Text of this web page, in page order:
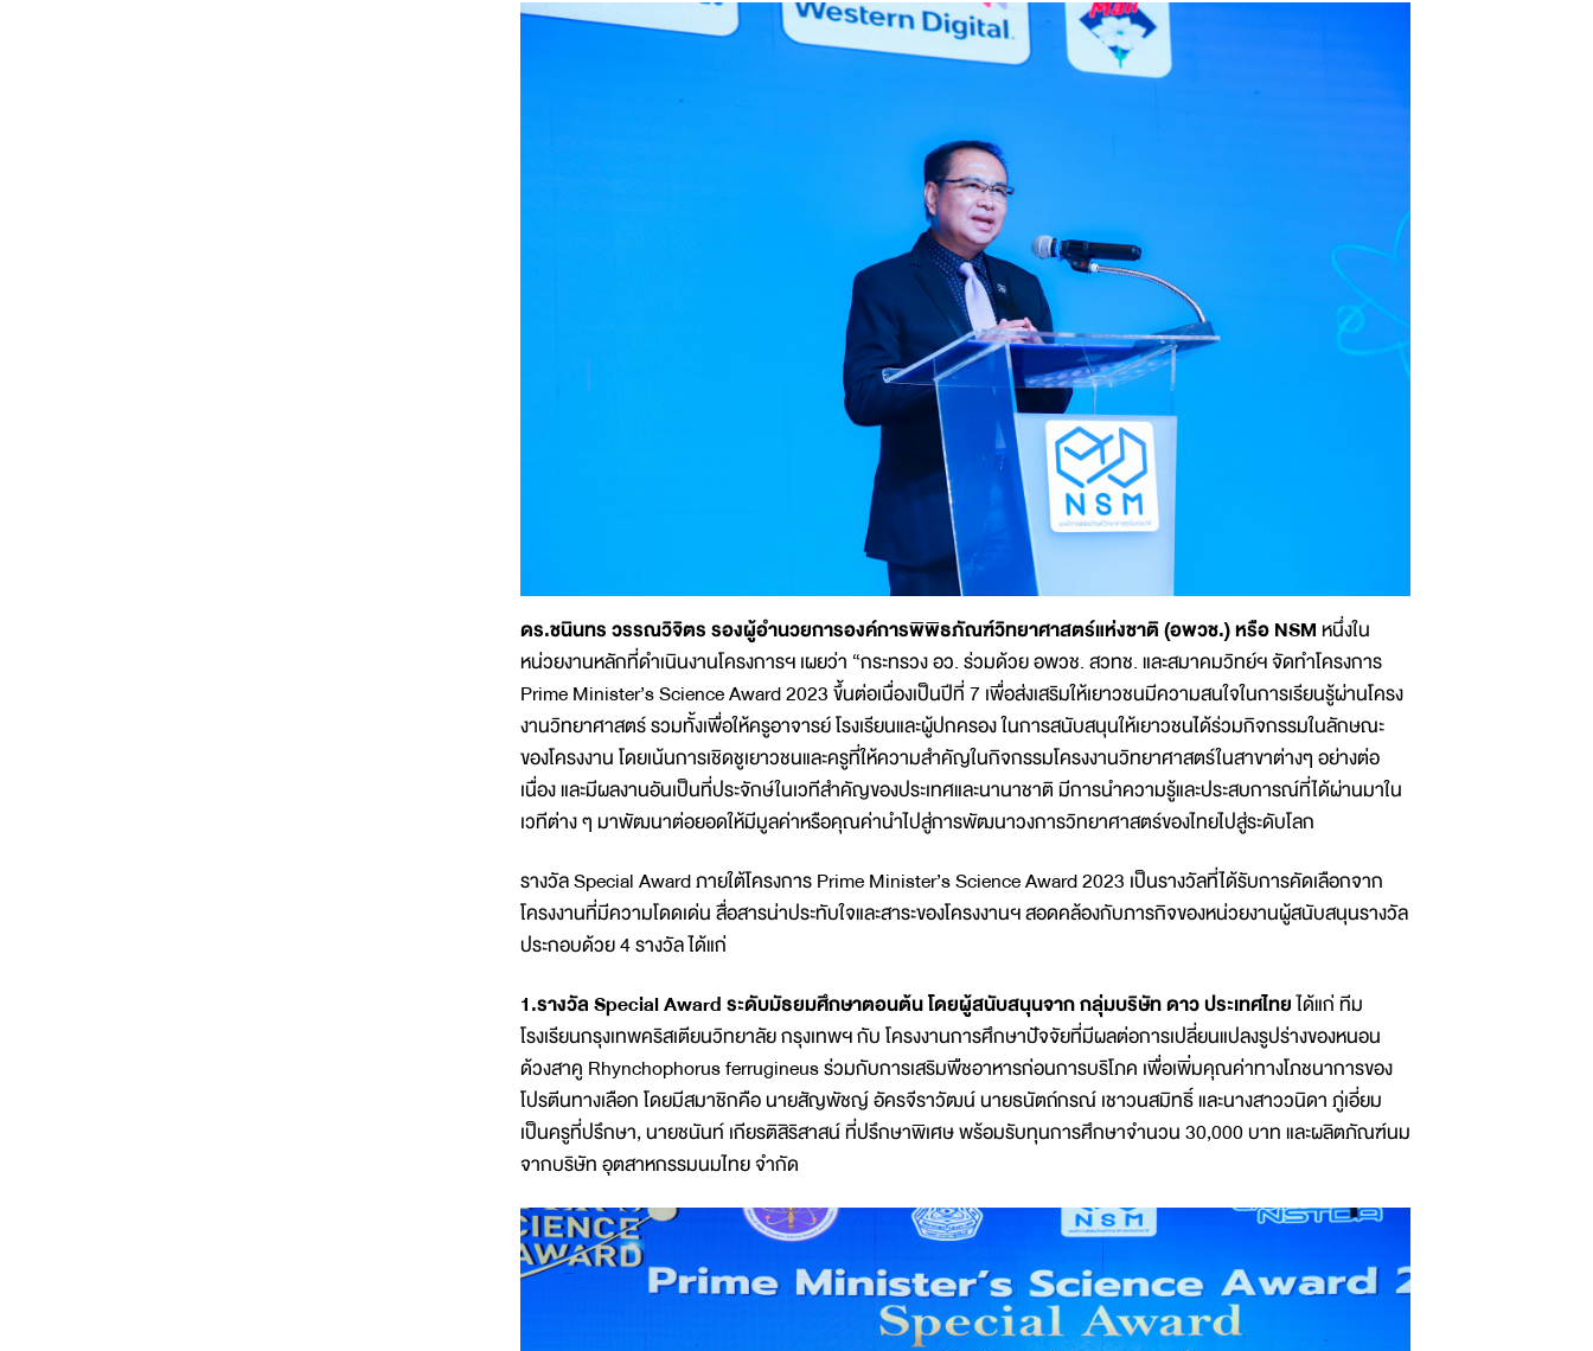
ดร.ชนินทร วรรณวิจิตร รองผู้อำนวยการองค์การพิพิธภัณฑ์วิทยาศาสตร์แห่งชาติ (อพวช.) หรือ NSM หนึ่งใน
หน่วยงานหลักที่ดำเนินงานโครงการฯ เผยว่า “กระทรวง อว. ร่วมด้วย อพวช. สวทช. และสมาคมวิทย์ฯ จัดทำโครงการ
Prime Minister’s Science Award 2023 ขึ้นต่อเนื่องเป็นปีที่ 7 เพื่อส่งเสริมให้เยาวชนมีความสนใจในการเรียนรู้ผ่านโครง
งานวิทยาศาสตร์ รวมทั้งเพื่อให้ครูอาจารย์ โรงเรียนและผู้ปกครอง ในการสนับสนุนให้เยาวชนได้ร่วมกิจกรรมในลักษณะ
ของโครงงาน โดยเน้นการเชิดชูเยาวชนและครูที่ให้ความสำคัญในกิจกรรมโครงงานวิทยาศาสตร์ในสาขาต่างๆ อย่างต่อ
เนื่อง และมีผลงานอันเป็นที่ประจักษ์ในเวทีสำคัญของประเทศและนานาชาติ มีการนำความรู้และประสบการณ์ที่ได้ผ่านมาใน
เวทีต่าง ๆ มาพัฒนาต่อยอดให้มีมูลค่าหรือคุณค่านำไปสู่การพัฒนาวงการวิทยาศาสตร์ของไทยไปสู่ระดับโลก
รางวัล Special Award ภายใต้โครงการ Prime Minister’s Science Award 2023 เป็นรางวัลที่ได้รับการคัดเลือกจาก
โครงงานที่มีความโดดเด่น สื่อสารน่าประทับใจและสาระของโครงงานฯ สอดคล้องกับภารกิจของหน่วยงานผู้สนับสนุนรางวัล
ประกอบด้วย 4 รางวัล ได้แก่
1.รางวัล Special Award ระดับมัธยมศึกษาตอนต้น โดยผู้สนับสนุนจาก กลุ่มบริษัท ดาว ประเทศไทยได้แก่ ทีม
โรงเรียนกรุงเทพคริสเตียนวิทยาลัย กรุงเทพฯ กับ โครงงานการศึกษาปัจจัยที่มีผลต่อการเปลี่ยนแปลงรูปร่างของหนอน
ด้วงสาคู Rhynchophorus ferrugineus ร่วมกับการเสริมพืชอาหารก่อนการบริโภค เพื่อเพิ่มคุณค่าทางโภชนาการของ
โปรตีนทางเลือก โดยมีสมาชิกคือ นายสัญพัชญ์ อัครจีราวัฒน์ นายธนัตถ์กรณ์ เชาวนสมิทธิ์ และนางสาววนิดา ภู่เอี่ยม
เป็นครูที่ปรึกษา, นายชนันท์ เกียรติสิริสาสน์ ที่ปรึกษาพิเศษ พร้อมรับทุนการศึกษาจำนวน 30,000 บาท และผลิตภัณฑ์นม
จากบริษัท อุตสาหกรรมนมไทย จำกัด